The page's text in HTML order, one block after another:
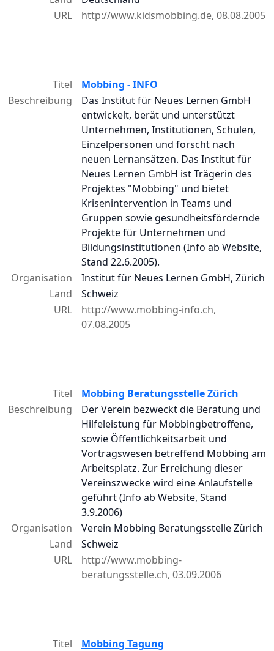
URL
http://www.kidsmobbing.de, 08.08.2005
Titel
Mobbing - INFO
Beschreibung
Das Institut für Neues Lernen GmbH
entwickelt, berät und unterstützt
Unternehmen, Institutionen, Schulen,
Einzelpersonen und forscht nach
neuen Lernansätzen. Das Institut für
Neues Lernen GmbH ist Trägerin des
Projektes "Mobbing" und bietet
Krisenintervention in Teams und
Gruppen sowie gesundheitsfördernde
Projekte für Unternehmen und
Bildungsinstitutionen (Info ab Website,
Stand 22.6.2005).
Organisation
Institut für Neues Lernen GmbH, Zürich
Land
Schweiz
URL
http://www.mobbing-info.ch,
07.08.2005
Titel
Mobbing Beratungsstelle Zürich
Beschreibung
Der Verein bezweckt die Beratung und
Hilfeleistung für Mobbingbetroffene,
sowie Öffentlichkeitsarbeit und
Vortragswesen betreffend Mobbing am
Arbeitsplatz. Zur Erreichung dieser
Vereinszwecke wird eine Anlaufstelle
geführt (Info ab Website, Stand
3.9.2006)
Organisation
Verein Mobbing Beratungsstelle Zürich
Land
Schweiz
URL
http://www.mobbing-
beratungsstelle.ch, 03.09.2006
Titel
Mobbing Tagung